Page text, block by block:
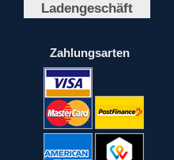
Ladengeschäft
Zahlungsarten